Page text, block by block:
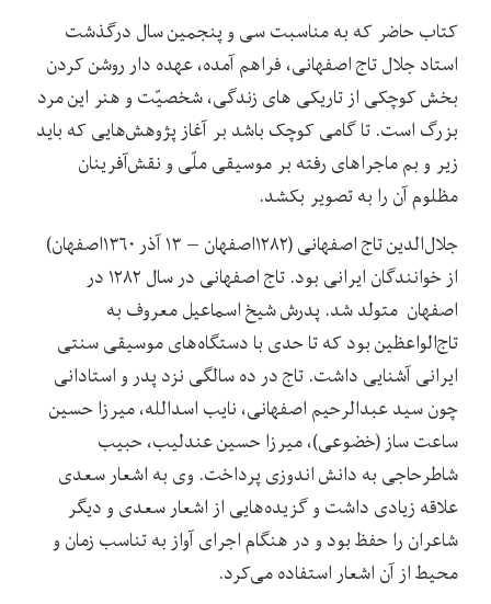
کتاب حاضر که به مناسبت سی و پنجمین سال درگذشت
استاد جلال تاج اصفهانی، فراهم آمده، عهده دار روشن کردن
بخش کوچکی از تاریکی های زندگی، شخصیّت و هنر این مرد
بزرگ است. تا گامی کوچک باشد بر آغاز پژوهش‌هایی که باید
زیر و بم ماجراهای رفته بر موسیقی ملّی و نقش‌آفرینان
مظلوم آن را به تصویر بکشد.
جلال‌الدین تاج اصفهانی (۱۲۸۲اصفهان – ۱۳ آذر ۱۳۶۰اصفهان)
از خوانندگان ایرانی بود. تاج اصفهانی در سال ۱۲۸۲ در
اصفهان ‏ متولد شد. پدرش شیخ اسماعیل معروف به
تاج‌الواعظین بود که تا حدی با دستگاه‌های‏ موسیقی سنتی
ایرانی‏ آشنایی داشت. تاج در ده سالگی نزد پدر و استادانی
چون سید عبدالرحیم اصفهانی، نایب اسدالله، میرزا حسین
ساعت ساز (خضوعی)، میرزا حسین عندلیب، حبیب
شاطرحاجی به دانش اندوزی پرداخت. وی به اشعار سعدی
علاقه زیادی داشت و گزیده‌هایی از اشعار سعدی و دیگر
شاعران را حفظ بود و در هنگام اجرای آواز به تناسب زمان و
محیط از آن اشعار استفاده می‌کرد.